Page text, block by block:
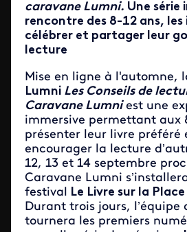
caravane Lumni. Une série
rencontre des 8-12 ans,
célébrer et partager leur
lecture
Mise en ligne à l'automne,
Lumni Les Conseils de
Caravane Lumniest une
immersive permettant aux
présenter leur livre préféré
encourager la lecture
12, 13 et 14 septembre
Caravane Lumni
festival Le Livre sur la Place
Durant trois jours, l’équipe
tournera les premiers